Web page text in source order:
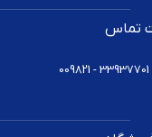
تماس